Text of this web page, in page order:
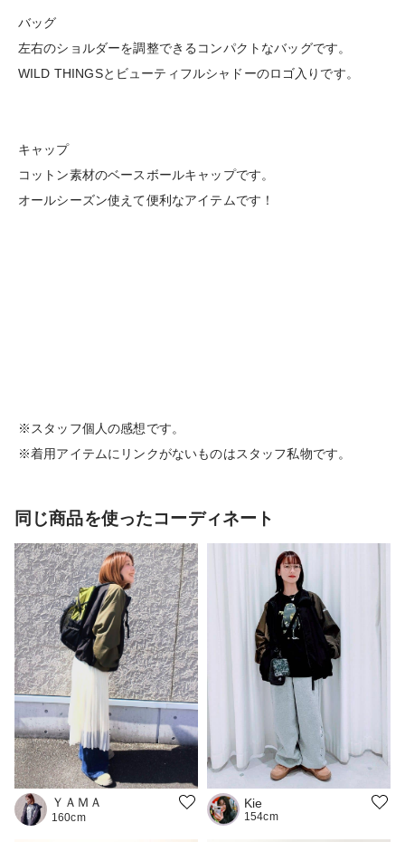
バッグ
左右のショルダーを調整できるコンパクトなバッグです。
WILD THINGSとビューティフルシャドーのロゴ入りです。
キャップ
コットン素材のベースボールキャップです。
オールシーズン使えて便利なアイテムです！
※スタッフ個人の感想です。
※着用アイテムにリンクがないものはスタッフ私物です。
同じ商品を使ったコーディネート
ＹＡＭＡ
160cm
Kie
154cm